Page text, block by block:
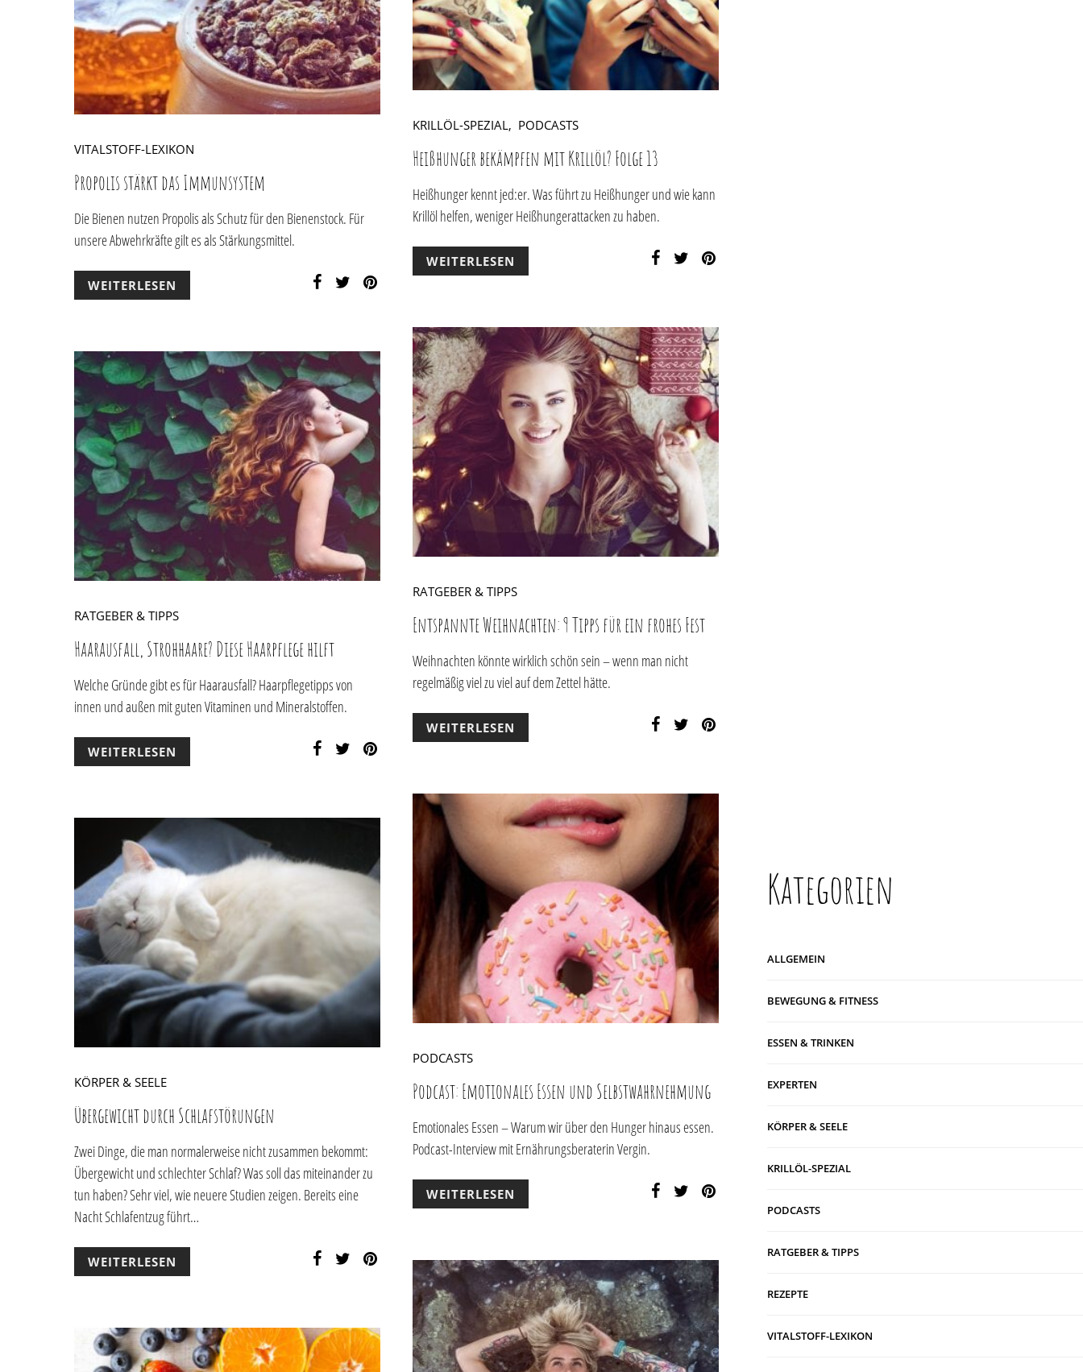
VITALSTOFF-LEXIKON
Propolis stärkt das Immunsystem
Die Bienen nutzen Propolis als Schutz für den Bienenstock. Für
unsere Abwehrkräfte gilt es als Stärkungsmittel.
WEITERLESEN
RATGEBER & TIPPS
Haarausfall, Strohhaare? Diese Haarpflege hilft
Welche Gründe gibt es für Haarausfall? Haarpflegetipps von
innen und außen mit guten Vitaminen und Mineralstoffen.
WEITERLESEN
KÖRPER & SEELE
Übergewicht durch Schlafstörungen
Zwei Dinge, die man normalerweise nicht zusammen bekommt:
Übergewicht und schlechter Schlaf? Was soll das miteinander zu
tun haben? Sehr viel, wie neuere Studien zeigen. Bereits eine
Nacht Schlafentzug führt…
WEITERLESEN
KRILLÖL-SPEZIAL PODCASTS
Heißhunger bekämpfen mit Krillöl? Folge 13
Heißhunger kennt jed:er. Was führt zu Heißhunger und wie kann
Krillöl helfen, weniger Heißhungerattacken zu haben.
WEITERLESEN
RATGEBER & TIPPS
Entspannte Weihnachten: 9 Tipps für ein frohes Fest
Weihnachten könnte wirklich schön sein – wenn man nicht
regelmäßig viel zu viel auf dem Zettel hätte.
WEITERLESEN
PODCASTS
Podcast: Emotionales Essen und Selbstwahrnehmung
Emotionales Essen – Warum wir über den Hunger hinaus essen.
Podcast-Interview mit Ernährungsberaterin Vergin.
WEITERLESEN
Kategorien
ALLGEMEIN
BEWEGUNG & FITNESS
ESSEN & TRINKEN
EXPERTEN
KÖRPER & SEELE
KRILLÖL-SPEZIAL
PODCASTS
RATGEBER & TIPPS
REZEPTE
VITALSTOFF-LEXIKON